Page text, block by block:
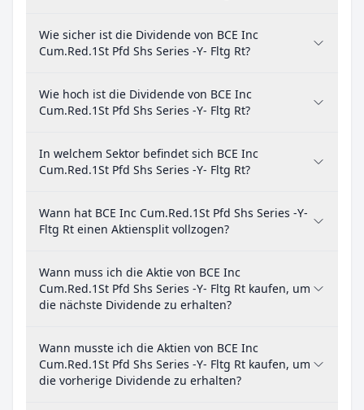
Wie sicher ist die Dividende von BCE Inc
Cum.Red.1St Pfd Shs Series -Y- Fltg Rt?
Wie hoch ist die Dividende von BCE Inc
Cum.Red.1St Pfd Shs Series -Y- Fltg Rt?
In welchem Sektor befindet sich BCE Inc
Cum.Red.1St Pfd Shs Series -Y- Fltg Rt?
Wann hat BCE Inc Cum.Red.1St Pfd Shs Series -Y-
Fltg Rt einen Aktiensplit vollzogen?
Wann muss ich die Aktie von BCE Inc
Cum.Red.1St Pfd Shs Series -Y- Fltg Rt kaufen, um
die nächste Dividende zu erhalten?
Wann musste ich die Aktien von BCE Inc
Cum.Red.1St Pfd Shs Series -Y- Fltg Rt kaufen, um
die vorherige Dividende zu erhalten?